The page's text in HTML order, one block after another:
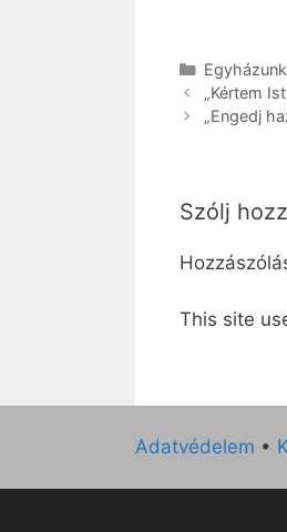
Kategória
Egyházunk
„Kértem
„Engedj
Szólj
This site
Adatvédelem •